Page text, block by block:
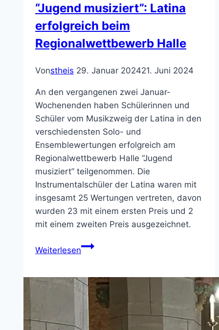
“Jugend musiziert”: Latina
erfolgreich beim
Regionalwettbewerb Halle
Vonstheis 29. Januar 202421. Juni 2024
An den vergangenen zwei Januar-
Wochenenden haben Schülerinnen und
Schüler vom Musikzweig der Latina in den
verschiedensten Solo- und
Ensemblewertungen erfolgreich am
Regionalwettbewerb Halle “Jugend
musiziert” teilgenommen. Die
Instrumentalschüler der Latina waren mit
insgesamt 25 Wertungen vertreten, davon
wurden 23 mit einem ersten Preis und 2
mit einem zweiten Preis ausgezeichnet.
Weiterlesen“Jugend
erfolgreich
beim
Regionalwettbewerb
Halle